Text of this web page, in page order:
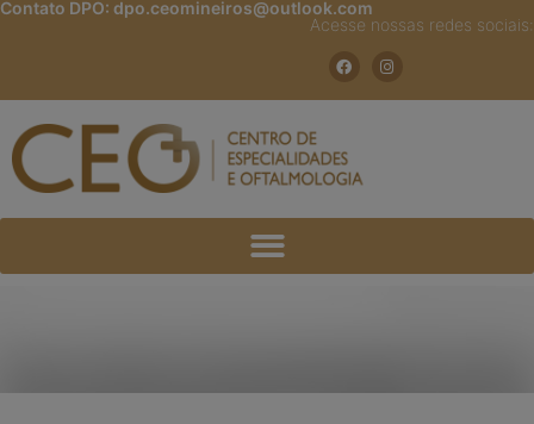
Contato DPO: dpo.ceomineiros@outlook.com
Acesse nossas redes sociais: